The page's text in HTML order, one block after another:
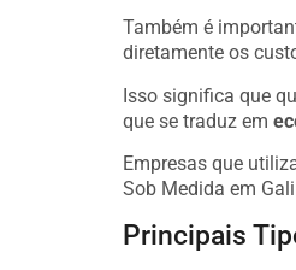
Também é
diretamente os
Isso significa que
que se traduz em
Empresas que
Sob Medida em
Principais